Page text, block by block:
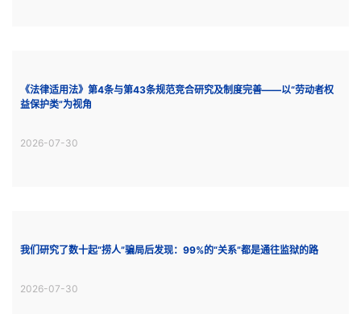
《法律适用法》第4条与第43条规范竞合研究及制度完善——以“劳动者权
益保护类”为视角
2026-07-30
我们研究了数十起“捞人”骗局后发现：99%的“关系”都是通往监狱的路
2026-07-30